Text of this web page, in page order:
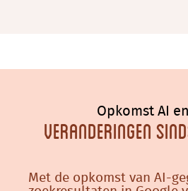
Opkomst AI
Veranderingen
Met de opkomst van AI-